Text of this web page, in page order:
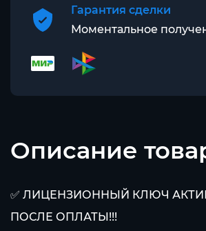
Гарантия сделки
Моментальное
Описание
✅ ЛИЦЕНЗИОННЫЙ КЛЮЧ
ПОСЛЕ ОПЛАТЫ!!!